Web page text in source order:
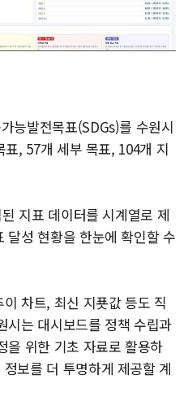
능발전목표(SDGs)를 수원시
, 57개 세부 목표, 104개 지
지표 데이터를 시계열로 제
달성 현황을 한눈에 확인할 수
차트, 최신 지푯값 등도 직
시는 대시보드를 정책 수립과
을 위한 기초 자료로 활용하
보를 더 투명하게 제공할 계